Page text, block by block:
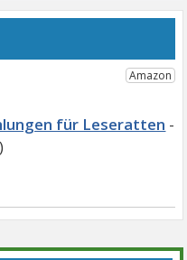
für Leseratten